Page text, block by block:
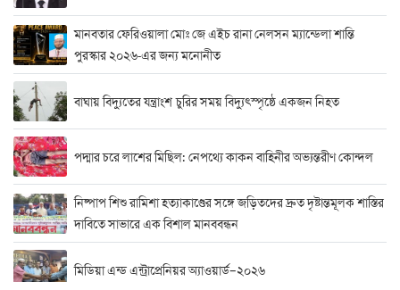
মানবতার ফেরিওয়ালা মোঃ জে এইচ রানা নেলসন ম্যান্ডেলা শান্তি
পুরস্কার ২০২৬-এর জন্য মনোনীত
বাঘায় বিদ্যুতের যন্ত্রাংশ চুরির সময় বিদ্যুৎস্পৃষ্ঠে একজন নিহত
পদ্মার চরে লাশের মিছিল: নেপথ্যে কাকন বাহিনীর অভ্যন্তরীণ কোন্দল
নিষ্পাপ শিশু রামিশা হত্যাকাণ্ডের সঙ্গে জড়িতদের দ্রুত দৃষ্টান্তমূলক শাস্তির
দাবিতে সাভারে এক বিশাল মানববন্ধন
মিডিয়া এন্ড এন্ট্রাপ্রেনিয়র অ্যাওয়ার্ড–২০২৬